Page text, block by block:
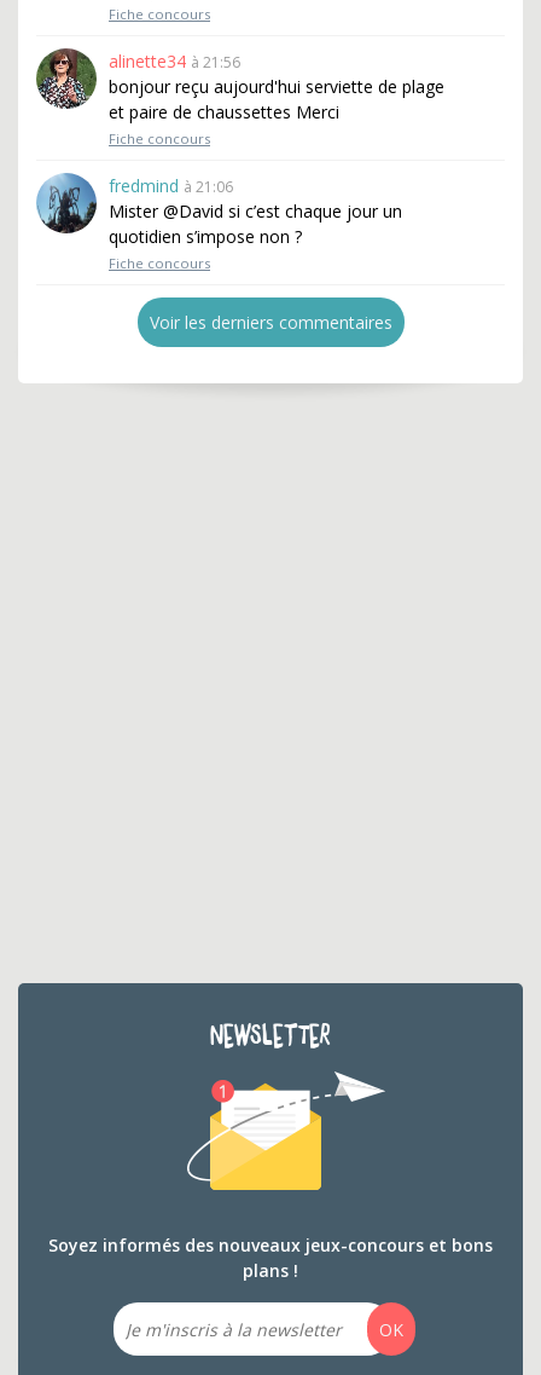
Fiche concours
alinette34 à 21:56
bonjour reçu aujourd'hui serviette de plage
et paire de chaussettes Merci
Fiche concours
fredmind à 21:06
Mister @David si c’est chaque jour un
quotidien s’impose non ?
Fiche concours
Voir les derniers commentaires
NEWSLETTER
Soyez informés des nouveaux jeux-concours et bons
plans !
Email
OK